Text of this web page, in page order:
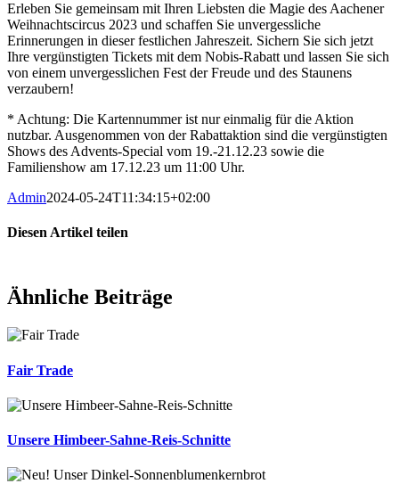
Erleben Sie gemeinsam mit Ihren Liebsten die Magie des Aachener
Weihnachtscircus 2023 und schaffen Sie unvergessliche
Erinnerungen in dieser festlichen Jahreszeit. Sichern Sie sich jetzt
Ihre vergünstigten Tickets mit dem Nobis-Rabatt und lassen Sie sich
von einem unvergesslichen Fest der Freude und des Staunens
verzaubern!
* Achtung: Die Kartennummer ist nur einmalig für die Aktion
nutzbar. Ausgenommen von der Rabattaktion sind die vergünstigten
Shows des Advents-Special vom 19.-21.12.23 sowie die
Familienshow am 17.12.23 um 11:00 Uhr.
Admin2024-05-24T11:34:15+02:00
Diesen Artikel teilen
Ähnliche Beiträge
Fair Trade
Unsere Himbeer-Sahne-Reis-Schnitte